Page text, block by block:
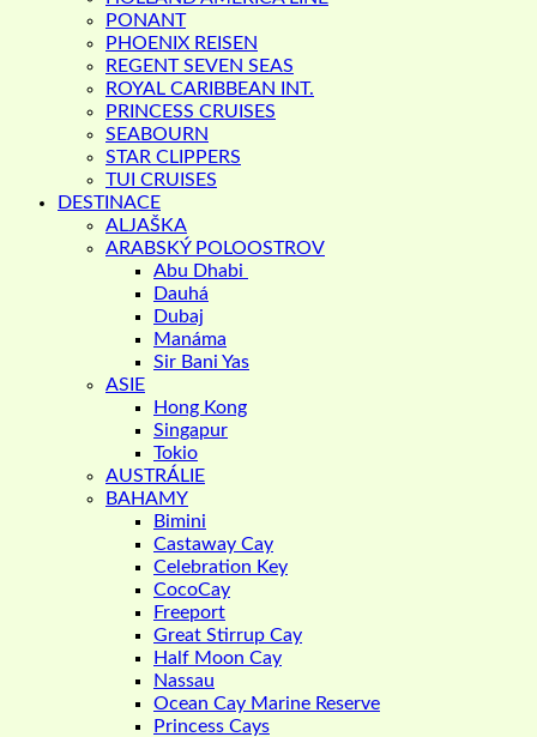
PONANT
PHOENIX REISEN
REGENT SEVEN SEAS
ROYAL CARIBBEAN INT.
PRINCESS CRUISES
SEABOURN
STAR CLIPPERS
TUI CRUISES
DESTINACE
ALJAŠKA
ARABSKÝ POLOOSTROV
Abu Dhabi
Dauhá
Dubaj
Manáma
Sir Bani Yas
ASIE
Hong Kong
Singapur
Tokio
AUSTRÁLIE
BAHAMY
Bimini
Castaway Cay
Celebration Key
CocoCay
Freeport
Great Stirrup Cay
Half Moon Cay
Nassau
Ocean Cay Marine Reserve
Princess Cays